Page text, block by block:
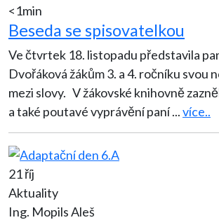
<1min
Beseda se spisovatelkou
Ve čtvrtek 18. listopadu představila
Dvořáková žákům 3. a 4. ročníku svou
mezi slovy. V žákovské knihovně zazněly úryvky z textu
a také poutavé vyprávění paní...více..
21 říj
Aktuality
Ing. Mopils Aleš